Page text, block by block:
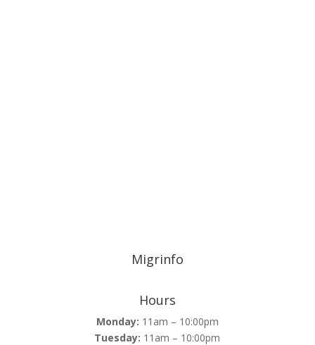
Migrinfo
Hours
Monday: 11am – 10:00pm
Tuesday: 11am – 10:00pm